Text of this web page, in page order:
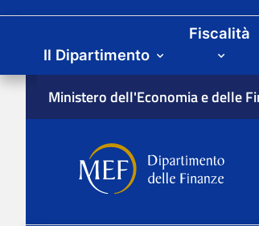
Menu principale
Il Dipartimento
Fiscalità
Ministero dell'Economia e delle
Dipartimento